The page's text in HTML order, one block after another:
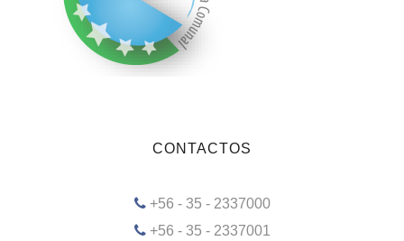
CONTACTOS
+56 - 35 - 2337000
+56 - 35 - 2337001